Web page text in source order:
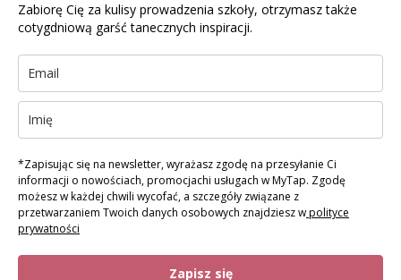
Zabiorę Cię za kulisy prowadzenia szkoły, otrzymasz także
cotygdniową garść tanecznych inspiracji.
*Zapisując się na newsletter, wyrażasz zgodę na przesyłanie Ci
informacji o nowościach, promocjachi usługach w MyTap. Zgodę
możesz w każdej chwili wycofać, a szczegóły związane z
przetwarzaniem Twoich danych osobowych znajdziesz wpolityce
prywatności
Zapisz się